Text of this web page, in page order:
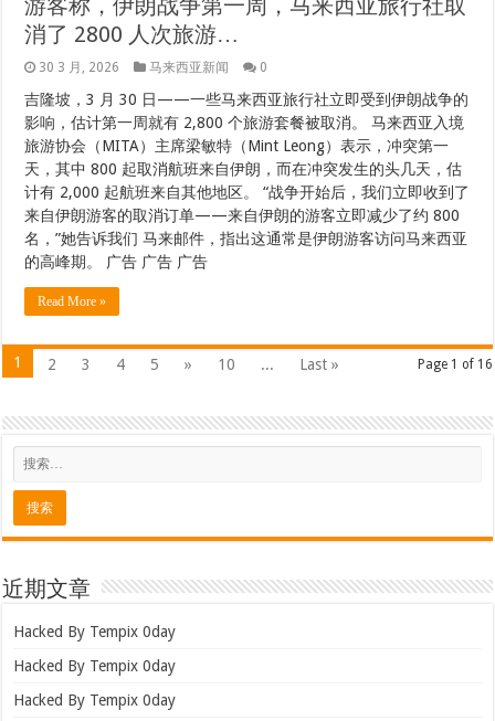
游客称，伊朗战争第一周，马来西亚旅行社取
消了 2800 人次旅游…
30 3 月, 2026 马来西亚新闻 0
吉隆坡，3 月 30 日——一些马来西亚旅行社立即受到伊朗战争的
影响，估计第一周就有 2,800 个旅游套餐被取消。 马来西亚入境
旅游协会（MITA）主席梁敏特（Mint Leong）表示，冲突第一
天，其中 800 起取消航班来自伊朗，而在冲突发生的头几天，估
计有 2,000 起航班来自其他地区。 “战争开始后，我们立即收到了
来自伊朗游客的取消订单——来自伊朗的游客立即减少了约 800
名，”她告诉我们 马来邮件，指出这通常是伊朗游客访问马来西亚
的高峰期。 广告 广告 广告
Read More »
Page 1 of 16
1 2 3 4 5 » 10 ... Last »
近期文章
Hacked By Tempix 0day
Hacked By Tempix 0day
Hacked By Tempix 0day